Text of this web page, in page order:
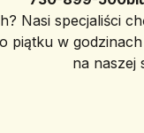
Nasi specjaliści
piątku w
na naszej